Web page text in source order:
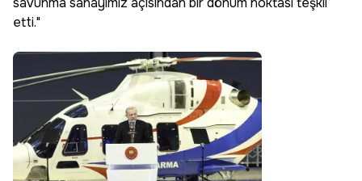
etti."